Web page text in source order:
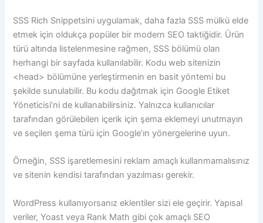
SSS Rich Snippetsini uygulamak, daha fazla SSS mülkü elde
etmek için oldukça popüler bir modern SEO taktiğidir. Ürün
türü altında listelenmesine rağmen, SSS bölümü olan
herhangi bir sayfada kullanılabilir. Kodu web sitenizin
<head> bölümüne yerleştirmenin en basit yöntemi bu
şekilde sunulabilir. Bu kodu dağıtmak için Google Etiket
Yöneticisi’ni de kullanabilirsiniz. Yalnızca kullanıcılar
tarafından görülebilen içerik için şema eklemeyi unutmayın
ve seçilen şema türü için Google’ın yönergelerine uyun.
Örneğin, SSS işaretlemesini reklam amaçlı kullanmamalısınız
ve sitenin kendisi tarafından yazılması gerekir.
WordPress kullanıyorsanız eklentiler sizi ele geçirir. Yapısal
veriler, Yoast veya Rank Math gibi çok amaçlı SEO